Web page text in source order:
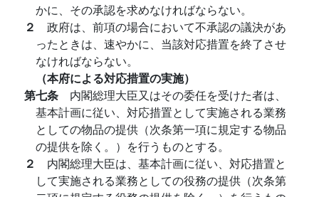
かに、その承認を求めなければならない。
２ 政府は、前項の場合において不承認の議決があ
ったときは、速やかに、当該対応措置を終了させ
なければならない。
（本府による対応措置の実施）
第七条 内閣総理大臣又はその委任を受けた者は、
基本計画に従い、対応措置として実施される業務
としての物品の提供（次条第一項に規定する物品
の提供を除く。）を行うものとする。
２ 内閣総理大臣は、基本計画に従い、対応措置と
して実施される業務としての役務の提供（次条第